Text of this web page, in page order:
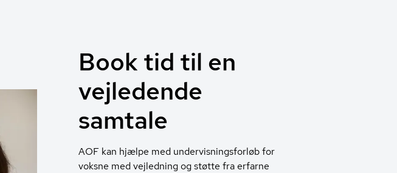
Book tid til en
vejledende
samtale
AOF kan hjælpe med undervisningsforløb for
voksne med vejledning og støtte fra erfarne